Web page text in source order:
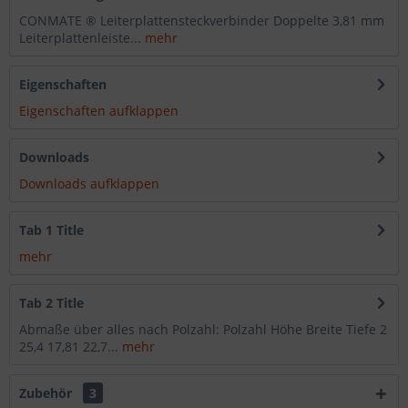
CONMATE ® Leiterplattensteckverbinder Doppelte 3,81 mm
Leiterplattenleiste... mehr
Eigenschaften
Eigenschaften aufklappen
Downloads
Downloads aufklappen
Tab 1 Title
mehr
Tab 2 Title
Abmaße über alles nach Polzahl: Polzahl Höhe Breite Tiefe 2
25,4 17,81 22,7... mehr
Zubehör 3